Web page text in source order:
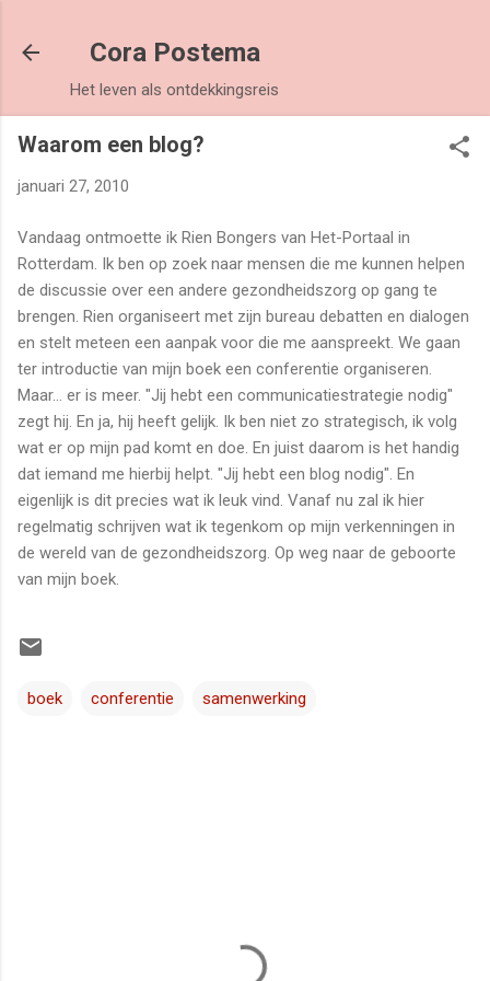
Cora Postema
Het leven als ontdekkingsreis
Waarom een blog?
januari 27, 2010
Vandaag ontmoette ik Rien Bongers van Het-Portaal in
Rotterdam. Ik ben op zoek naar mensen die me kunnen helpen
de discussie over een andere gezondheidszorg op gang te
brengen. Rien organiseert met zijn bureau debatten en dialogen
en stelt meteen een aanpak voor die me aanspreekt. We gaan
ter introductie van mijn boek een conferentie organiseren.
Maar... er is meer. "Jij hebt een communicatiestrategie nodig"
zegt hij. En ja, hij heeft gelijk. Ik ben niet zo strategisch, ik volg
wat er op mijn pad komt en doe. En juist daarom is het handig
dat iemand me hierbij helpt. "Jij hebt een blog nodig". En
eigenlijk is dit precies wat ik leuk vind. Vanaf nu zal ik hier
regelmatig schrijven wat ik tegenkom op mijn verkenningen in
de wereld van de gezondheidszorg. Op weg naar de geboorte
van mijn boek.
boek conferentie samenwerking